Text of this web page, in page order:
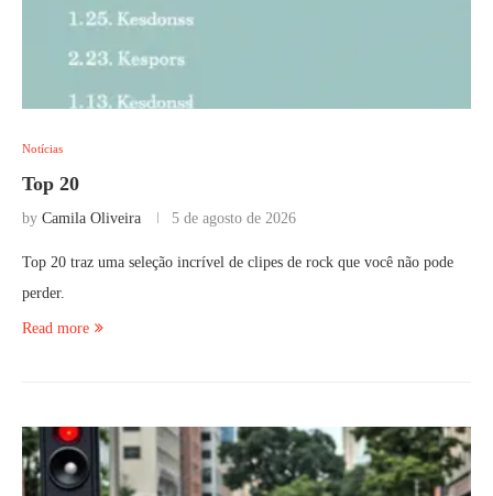
Notícias
Top 20
by Camila Oliveira 5 de agosto de 2026
Top 20 traz uma seleção incrível de clipes de rock que você não pode
perder.
Read more